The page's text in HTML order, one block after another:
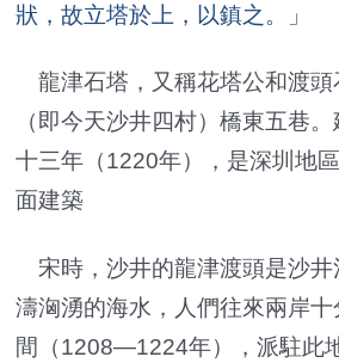
狀，故立塔於上，以鎮之。
」
龍津石塔，又稱花塔公和渡
（即今天沙井四村）橋東五巷
十三年（1220年），是深圳地
面建築
宋時，沙井的龍津渡頭是沙
濤洶湧的海水，人們往來兩岸
間（1208—1224年），派駐此